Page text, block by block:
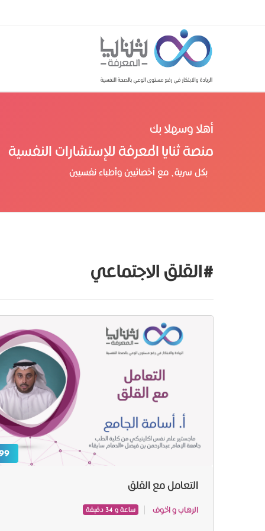
أهلا وسهلا بك
منصة ثنايا المعرفة للإستشارات النفسية
بكل سرية، مع أخصائيين وأطباء نفسيين
#القلق الاجتماعي
99
التعامل مع القلق
الرهاب و الخوف ساعة و 34 دقيقة